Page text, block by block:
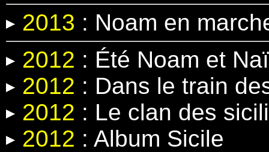
2013 : Noam en
2012 : Été Noam et
2012 : Dans le train
2012 : Le clan des
2012 : Album Sicile